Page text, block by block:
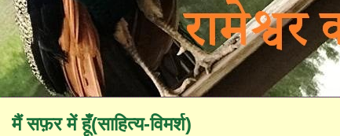
मैं सफ़र में हूँ(साहित्य-विमर्श)